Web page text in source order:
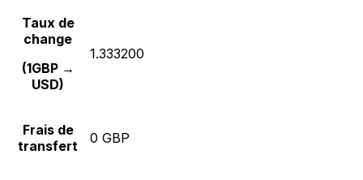
Taux de
change
(1GBP →
USD)
1.333200
Frais de
transfert
0 GBP